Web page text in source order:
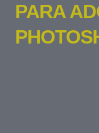
PARA